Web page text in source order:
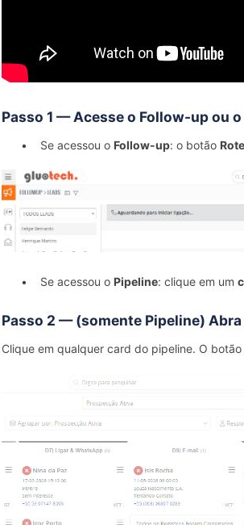
Passo 1 — Acesse o Follow-up ou
• Se acessou o Follow-up: o botão
• Se acessou o Pipeline: clique em um
Passo 2 — (somente Pipeline) Abra
Clique em qualquer card do pipeline. O botão